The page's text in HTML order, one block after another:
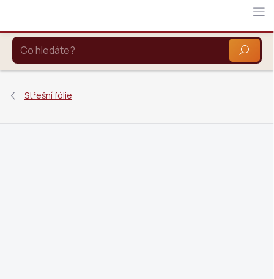
obsah
HLEDAT
Střešní fólie